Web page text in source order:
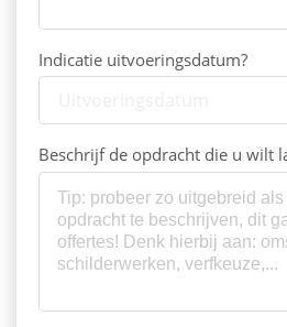
Indicatie uitvoeringsdatum?
Beschrijf de opdracht die u wilt